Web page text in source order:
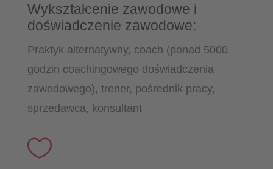
Wykształcenie zawodowe i
doświadczenie zawodowe:
Praktyk alternatywny, coach (ponad 5000
godzin coachingowego doświadczenia
zawodowego), trener, pośrednik pracy,
sprzedawca, konsultant
